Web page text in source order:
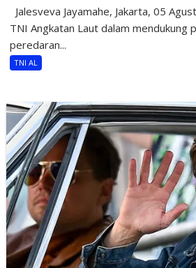
Jalesveva Jayamahe, Jakarta, 05
TNI Angkatan Laut dalam mendukung
peredaran...
TNI AL